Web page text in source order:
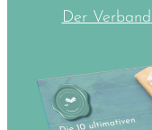
Der Verband